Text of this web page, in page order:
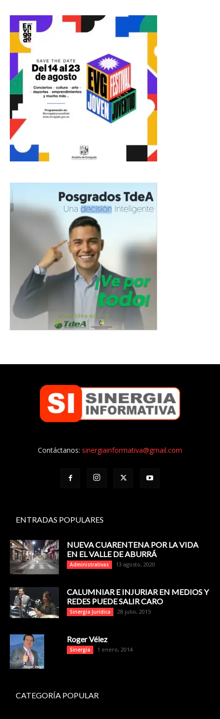
Contáctanos: sinergiainformativa@gmail.com
ENTRADAS POPULARES
NUEVA CUARENTENA POR LA VIDA
EN EL VALLE DE ABURRÁ
Administrativas 13 agosto, 2020
CALUMNIAR E INJURIAR EN MEDIOS Y
REDES PUEDE SALIR CARO
Sinergia Jurídica 28 julio, 2015
Roger Vélez
Sinergia 1 enero, 2014
CATEGORÍA POPULAR